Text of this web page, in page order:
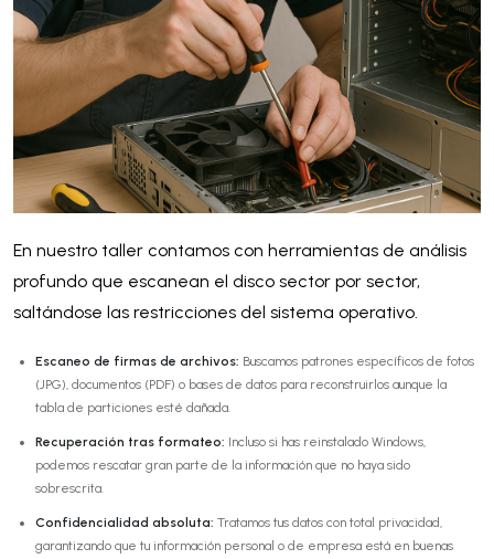
En nuestro taller contamos con herramientas de análisis
profundo que escanean el disco sector por sector,
saltándose las restricciones del sistema operativo.
Escaneo de firmas de archivos: Buscamos patrones específicos de fotos
(JPG), documentos (PDF) o bases de datos para reconstruirlos aunque la
tabla de particiones esté dañada.
Recuperación tras formateo: Incluso si has reinstalado Windows,
podemos rescatar gran parte de la información que no haya sido
sobrescrita.
Confidencialidad absoluta: Tratamos tus datos con total privacidad,
garantizando que tu información personal o de empresa está en buenas